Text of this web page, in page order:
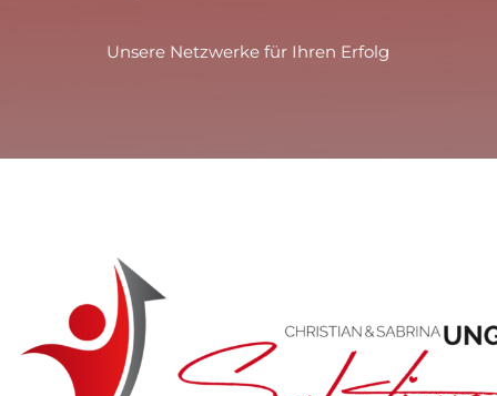
Unsere Netzwerke für Ihren Erfolg